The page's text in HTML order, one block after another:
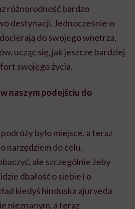
różnorodność bardzo
destynacji. Jednocześnie w
do swojego wnętrza,
ucząc się, jak jeszcze bardziej
swojego życia.
naszym podejściu do
było miejsce, a teraz
narzędziem do celu.
ale szczególnie żeby
dbałość o siebie i o
kiedyś hinduska ajurveda
nieznanym, a teraz